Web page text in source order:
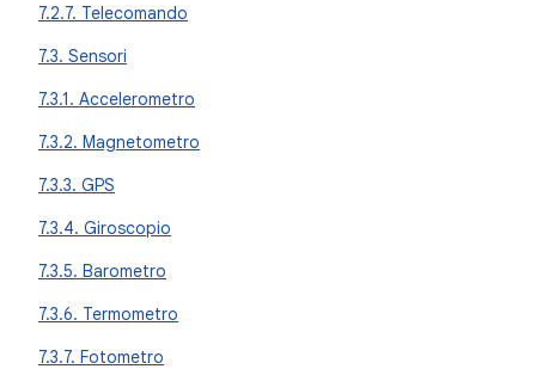
7.2.7. Telecomando
7.3. Sensori
7.3.1. Accelerometro
7.3.2. Magnetometro
7.3.3. GPS
7.3.4. Giroscopio
7.3.5. Barometro
7.3.6. Termometro
7.3.7. Fotometro